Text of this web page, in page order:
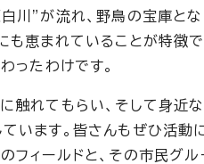
川”が流れ、野鳥の宝庫と
恵まれていることが特徴
ったわけです。
触れてもらい、そして身近
います。皆さんもぜひ活動
フィールドと、その市民グル